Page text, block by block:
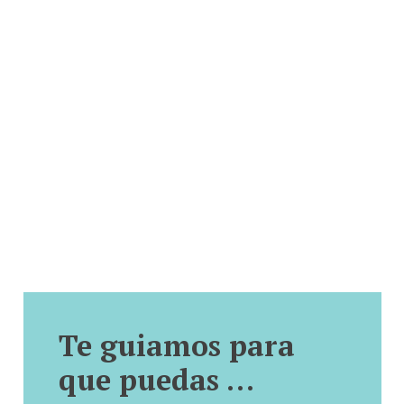
Te guiamos para
que puedas …